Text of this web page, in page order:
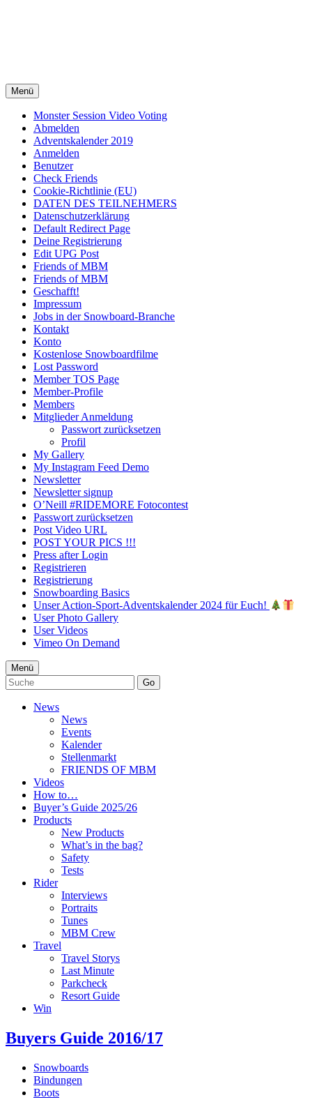
Menü
Monster Session Video Voting
Abmelden
Adventskalender 2019
Anmelden
Benutzer
Check Friends
Cookie-Richtlinie (EU)
DATEN DES TEILNEHMERS
Datenschutzerklärung
Default Redirect Page
Deine Registrierung
Edit UPG Post
Friends of MBM
Friends of MBM
Geschafft!
Impressum
Jobs in der Snowboard-Branche
Kontakt
Konto
Kostenlose Snowboardfilme
Lost Password
Member TOS Page
Member-Profile
Members
Mitglieder Anmeldung
Passwort zurücksetzen
Profil
My Gallery
My Instagram Feed Demo
Newsletter
Newsletter signup
O’Neill #RIDEMORE Fotocontest
Passwort zurücksetzen
Post Video URL
POST YOUR PICS !!!
Press after Login
Registrieren
Registrierung
Snowboarding Basics
Unser Action-Sport-Adventskalender 2024 für Euch!
User Photo Gallery
User Videos
Vimeo On Demand
Menü
Go
News
News
Events
Kalender
Stellenmarkt
FRIENDS OF MBM
Videos
How to…
Buyer’s Guide 2025/26
Products
New Products
What’s in the bag?
Safety
Tests
Rider
Interviews
Portraits
Tunes
MBM Crew
Travel
Travel Storys
Last Minute
Parkcheck
Resort Guide
Win
Buyers Guide 2016/17
Snowboards
Bindungen
Boots